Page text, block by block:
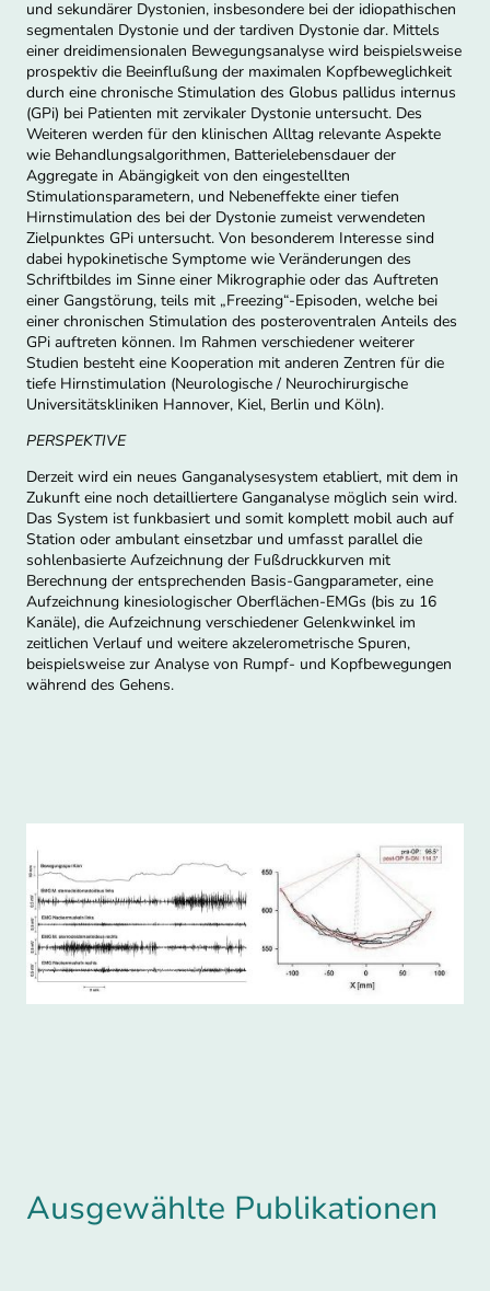
und sekundärer Dystonien, insbesondere bei der idiopathischen
segmentalen Dystonie und der tardiven Dystonie dar. Mittels
einer dreidimensionalen Bewegungsanalyse wird beispielsweise
prospektiv die Beeinflußung der maximalen Kopfbeweglichkeit
durch eine chronische Stimulation des Globus pallidus internus
(GPi) bei Patienten mit zervikaler Dystonie untersucht. Des
Weiteren werden für den klinischen Alltag relevante Aspekte
wie Behandlungsalgorithmen, Batterielebensdauer der
Aggregate in Abängigkeit von den eingestellten
Stimulationsparametern, und Nebeneffekte einer tiefen
Hirnstimulation des bei der Dystonie zumeist verwendeten
Zielpunktes GPi untersucht. Von besonderem Interesse sind
dabei hypokinetische Symptome wie Veränderungen des
Schriftbildes im Sinne einer Mikrographie oder das Auftreten
einer Gangstörung, teils mit „Freezing“-Episoden, welche bei
einer chronischen Stimulation des posteroventralen Anteils des
GPi auftreten können. Im Rahmen verschiedener weiterer
Studien besteht eine Kooperation mit anderen Zentren für die
tiefe Hirnstimulation (Neurologische / Neurochirurgische
Universitätskliniken Hannover, Kiel, Berlin und Köln).
PERSPEKTIVE
Derzeit wird ein neues Ganganalysesystem etabliert, mit dem in
Zukunft eine noch detailliertere Ganganalyse möglich sein wird.
Das System ist funkbasiert und somit komplett mobil auch auf
Station oder ambulant einsetzbar und umfasst parallel die
sohlenbasierte Aufzeichnung der Fußdruckkurven mit
Berechnung der entsprechenden Basis-Gangparameter, eine
Aufzeichnung kinesiologischer Oberflächen-EMGs (bis zu 16
Kanäle), die Aufzeichnung verschiedener Gelenkwinkel im
zeitlichen Verlauf und weitere akzelerometrische Spuren,
beispielsweise zur Analyse von Rumpf- und Kopfbewegungen
während des Gehens.
Ausgewählte Publikationen